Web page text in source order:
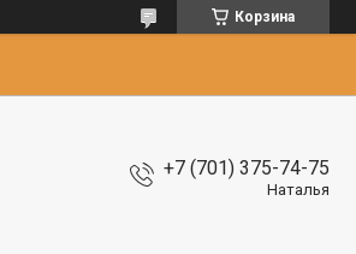
Корзина
+7 (701) 375-74-75
Наталья